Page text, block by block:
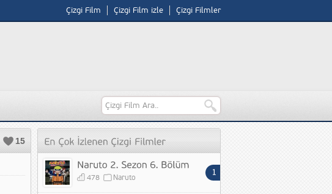
Çizgi Film Çizgi Film izle Çizgi Filmler
15
478 Naruto